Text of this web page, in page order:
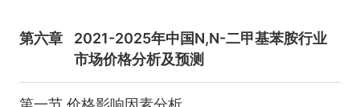
第六章
2021-2025年中国N,N-二甲基苯胺行业
市场价格分析及预测